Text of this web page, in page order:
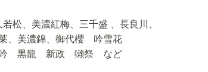
、美濃紅梅、三千盛 、長良川、
、美濃錦、御代櫻 吟雪花
吟 黒龍 新政 獺祭 など